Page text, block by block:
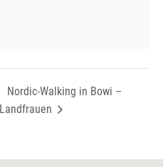
Nordic-Walking in Bowi –
Landfrauen